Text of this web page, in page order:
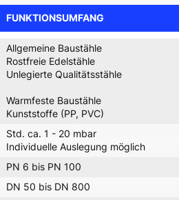
FUNKTIONSUMFANG
Allgemeine Baustähle
Rostfreie Edelstähle
Unlegierte Qualitätsstähle
Warmfeste Baustähle
Kunststoffe (PP, PVC)
Std. ca. 1 - 20 mbar
Individuelle Auslegung möglich
PN 6 bis PN 100
DN 50 bis DN 800